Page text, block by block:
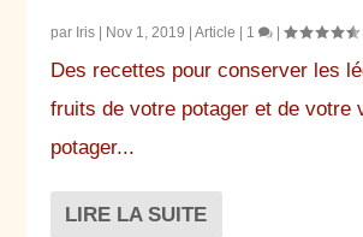
par Iris | Nov 1, 2019 |Article | 1 |
Des recettes pour conserver les
fruits de votre potager et de votre
potager...
LIRE LA SUITE